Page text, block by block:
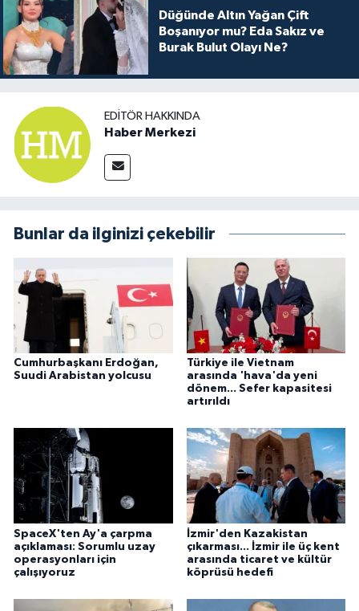
Düğünde Altın Yağan Çift
Boşanıyor mu? Eda Sakız ve
Burak Bulut Olayı Ne?
EDITÖR HAKKINDA
Haber Merkezi
Bunlar da ilginizi çekebilir
Cumhurbaşkanı Erdoğan,
Suudi Arabistan yolcusu
Türkiye ile Vietnam
arasında 'hava'da yeni
dönem... Sefer kapasitesi
artırıldı
SpaceX'ten Ay'a çarpma
açıklaması: Sorumlu uzay
operasyonları için
çalışıyoruz
İzmir'den Kazakistan
çıkarması... İzmir ile üç kent
arasında ticaret ve kültür
köprüsü hedefi